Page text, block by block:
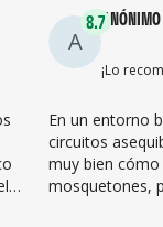
A
8.7ANÓNIMO
¡Lo
En un entorno
circuitos
muy bien
mosquetones,